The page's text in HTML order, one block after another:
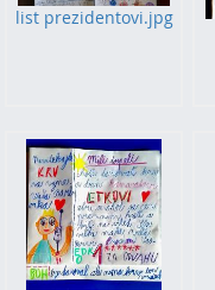
list prezidentovi.jpg